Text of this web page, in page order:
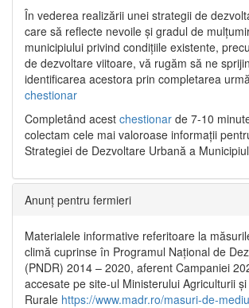
În vederea realizării unei strategii de
care să reflecte nevoile și gradul de
municipiului privind condițiile existente,
de dezvoltare viitoare, vă rugăm să ne
identificarea acestora prin completarea
chestionar
Completând acest chestionar de 7-10
colectam cele mai valoroase informații
Strategiei de Dezvoltare Urbană a
Anunț pentru fermieri
Materialele informative referitoare la
climă cuprinse în Programul Național de
(PNDR) 2014 – 2020, aferent Campaniei
accesate pe site-ul Ministerului Agriculturii
Rurale https://www.madr.ro/masuri-de-